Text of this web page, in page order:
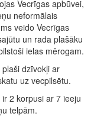
Vecrīgas apbūvei,
neformālais
veido Vecrīgas
un rada plašāku
ielas mērogam.
plaši dzīvokļi ar
uz vecpilsētu.
ir 2 korpusi ar 7 ieeju
telpām.